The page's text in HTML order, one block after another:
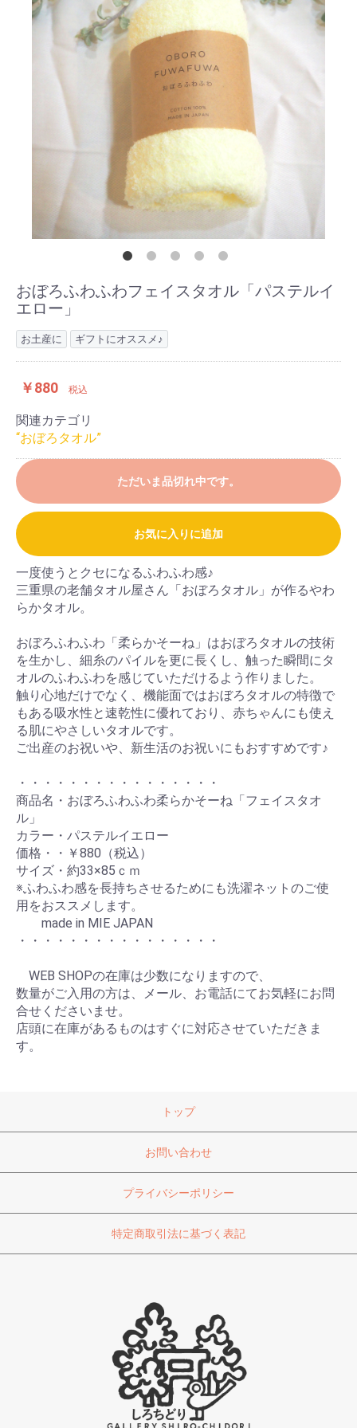
おぼろふわふわフェイスタオル「パステルイ
エロー」
お土産に ギフトにオススメ♪
￥880 税込
関連カテゴリ
“おぼろタオル”
ただいま品切れ中です。
お買い物を続ける カートへ進む
お気に入りに追加
一度使うとクセになるふわふわ感♪
三重県の老舗タオル屋さん「おぼろタオル」が作るやわ
らかタオル。
おぼろふわふわ「柔らかそーね」はおぼろタオルの技術
を生かし、細糸のパイルを更に長くし、触った瞬間にタ
オルのふわふわを感じていただけるよう作りました。
触り心地だけでなく、機能面ではおぼろタオルの特徴で
もある吸水性と速乾性に優れており、赤ちゃんにも使え
る肌にやさしいタオルです。
ご出産のお祝いや、新生活のお祝いにもおすすめです♪
・・・・・・・・・・・・・・・・
商品名・おぼろふわふわ柔らかそーね「フェイスタオ
ル」
カラー・パステルイエロー
価格・・￥880（税込）
サイズ・約33×85ｃｍ
※ふわふわ感を長持ちさせるためにも洗濯ネットのご使
用をおススメします。
made in MIE JAPAN
・・・・・・・・・・・・・・・・
WEB SHOPの在庫は少数になりますので、
数量がご入用の方は、メール、お電話にてお気軽にお問
合せくださいませ。
店頭に在庫があるものはすぐに対応させていただきま
す。
トップ
お問い合わせ
プライバシーポリシー
特定商取引法に基づく表記